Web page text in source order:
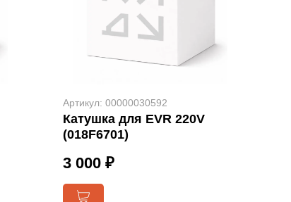
Артикул: 00000030592
Катушка для EVR 220V
(018F6701)
3 000 ₽